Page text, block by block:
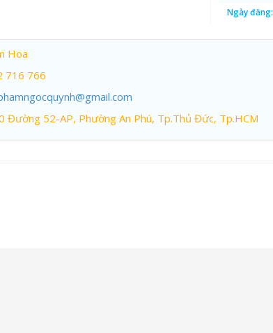
Ngày đăng:
Hoa
716 766
Đường 52-AP, Phường An Phú, Tp.Thủ Đức, Tp.HCM